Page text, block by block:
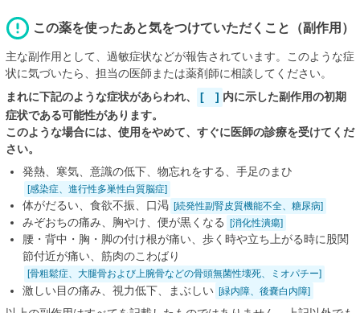
この薬を使ったあと気をつけていただくこと（副作用）
主な副作用として、過敏症状などが報告されています。このような症
状に気づいたら、担当の医師または薬剤師に相談してください。
まれに下記のような症状があらわれ、
[ ] 内に示した副作用の初期
症状である可能性があります。
このような場合には、使用をやめて、すぐに医師の診療を受けてくだ
さい。
発熱、寒気、意識の低下、物忘れをする、手足のまひ
[感染症、進行性多巣性白質脳症]
体がだるい、食欲不振、口渇 [続発性副腎皮質機能不全、糖尿病]
みぞおちの痛み、胸やけ、便が黒くなる [消化性潰瘍]
腰・背中・胸・脚の付け根が痛い、歩く時や立ち上がる時に股関
節付近が痛い、筋肉のこわばり
[骨粗鬆症、大腿骨および上腕骨などの骨頭無菌性壊死、ミオパチー]
激しい目の痛み、視力低下、まぶしい [緑内障、後嚢白内障]